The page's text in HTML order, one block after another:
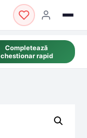
Completează
chestionar rapid